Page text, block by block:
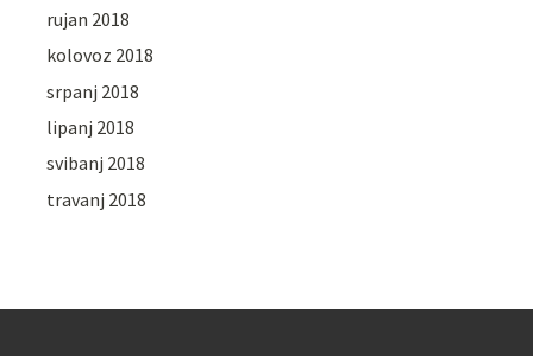
rujan 2018
kolovoz 2018
srpanj 2018
lipanj 2018
svibanj 2018
travanj 2018